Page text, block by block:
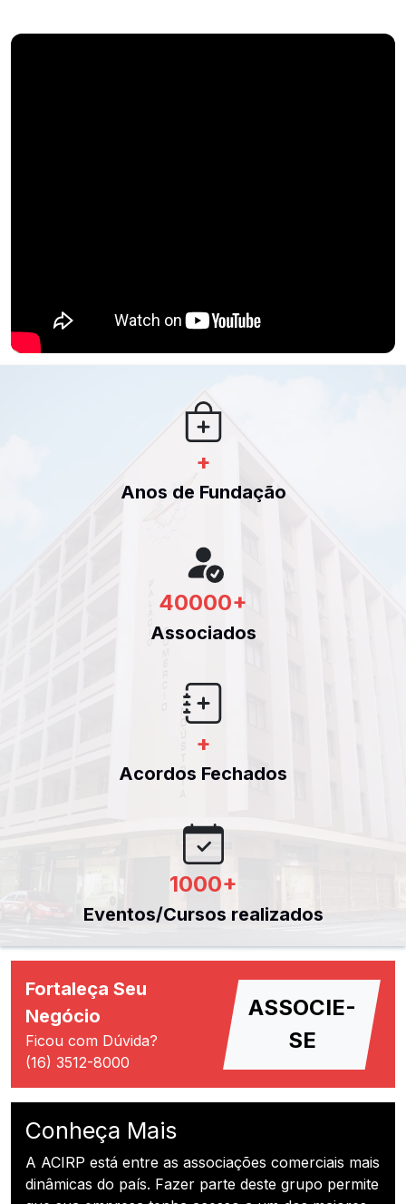
+
Anos de Fundação
40000+
Associados
+
Acordos Fechados
1000+
Eventos/Cursos realizados
Fortaleça Seu
Negócio
Ficou com Dúvida?
(16) 3512-8000
ASSOCIE-
SE
Conheça Mais
A ACIRP está entre as associações comerciais mais
dinâmicas do país. Fazer parte deste grupo permite